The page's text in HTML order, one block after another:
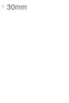
30mm